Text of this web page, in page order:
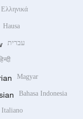
Ελληνικά
Hausa
עברית
Magyar
Bahasa Indonesia
Italiano